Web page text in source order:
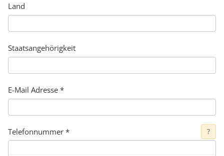
Land
Staatsangehörigkeit
E-Mail Adresse *
Telefonnummer * ?